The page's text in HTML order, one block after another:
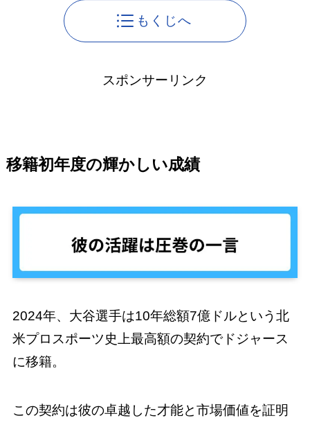
もくじへ
スポンサーリンク
移籍初年度の輝かしい成績
2024年、大谷選手は10年総額7億ドルという北
米プロスポーツ史上最高額の契約でドジャース
に移籍。
この契約は彼の卓越した才能と市場価値を証明